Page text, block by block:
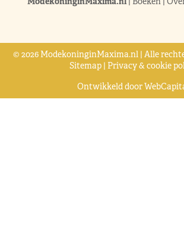
© 2026 ModekoninginMaxima.nl | Alle
Sitemap | Privacy & cookie
Ontwikkeld door